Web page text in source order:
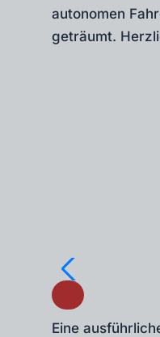
autonomen
geträumt.
Eine